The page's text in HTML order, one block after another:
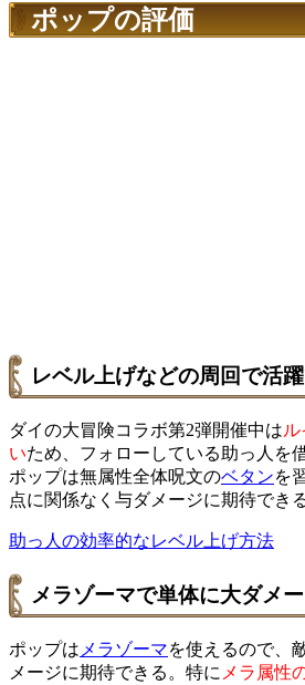
ポップの評価
レベル上げなどの周回で活
ダイの大冒険コラボ第2弾開催中は
いため、フォローしている助っ人を
ポップは無属性全体呪文のベタンを
点に関係なく与ダメージに期待でき
助っ人の効率的なレベル上げ方法
メラゾーマで単体に大ダメ
ポップは メラゾーマを使えるので、
メージに期待できる。特に メラ属性